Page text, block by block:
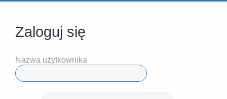
Zaloguj się
Nazwa użytkownika